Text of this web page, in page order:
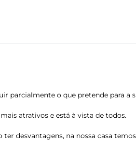
parcialmente o que pretende para a
atrativos e está à vista de todos.
ter desvantagens, na nossa casa temos